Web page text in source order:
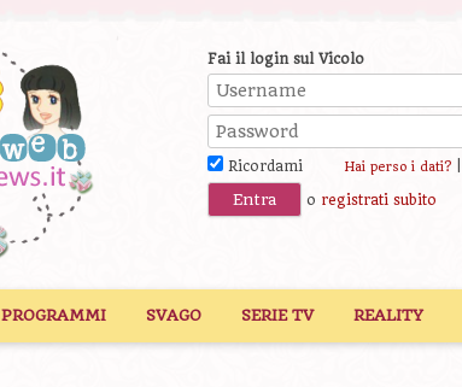
Fai il login sul Vicolo
Ricordami Hai perso i dati?|
o registrati subito
PROGRAMMI SVAGO SERIE TV REALITY